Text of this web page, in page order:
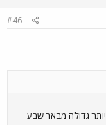
#46
גדולה מבאר שבע